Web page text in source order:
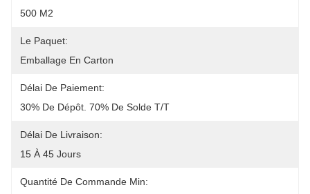
500 M2
Le Paquet:
Emballage En Carton
Délai De Paiement:
30% De Dépôt. 70% De Solde T/T
Délai De Livraison:
15 À 45 Jours
Quantité De Commande Min: